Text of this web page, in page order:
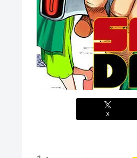
X